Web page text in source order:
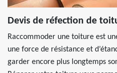
Devis de réfection de
Raccommoder une toiture est
une force de résistance et
garder encore plus longtemps